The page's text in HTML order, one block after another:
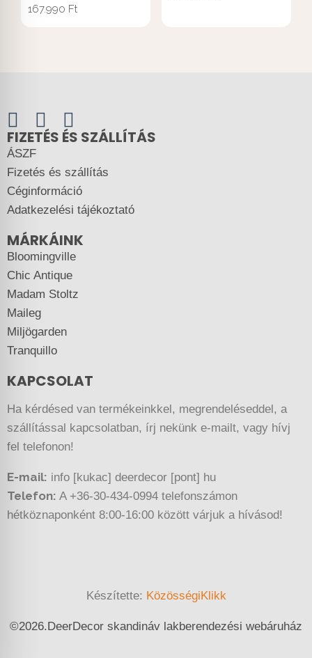
167.990 Ft
FIZETÉS ÉS SZÁLLÍTÁS
ÁSZF
Fizetés és szállítás
Céginformáció
Adatkezelési tájékoztató
MÁRKÁINK
Bloomingville
Chic Antique
Madam Stoltz
Maileg
Miljögarden
Tranquillo
KAPCSOLAT
Ha kérdésed van termékeinkkel, megrendeléseddel, a
szállítással kapcsolatban, írj nekünk e-mailt, vagy hívj
fel telefonon!
E-mail: info [kukac] deerdecor [pont] hu
Telefon: A +36-30-434-0994 telefonszámon
hétköznaponként 8:00-16:00 között várjuk a hívásod!
Készítette: KözösségiKlikk
©2026.DeerDecor skandináv lakberendezési webáruház